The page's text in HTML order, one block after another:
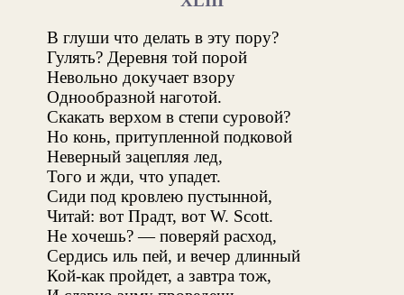
В глуши что делать в эту пору?
Гулять? Деревня той порой
Невольно докучает взору
Однообразной наготой.
Скакать верхом в степи суровой?
Но конь, притупленной подковой
Неверный зацепляя лед,
Того и жди, что упадет.
Сиди под кровлею пустынной,
Читай: вот Прадт, вот W. Scott.
Не хочешь? — поверяй расход,
Сердись иль пей, и вечер длинный
Кой-как пройдет, а завтра тож,